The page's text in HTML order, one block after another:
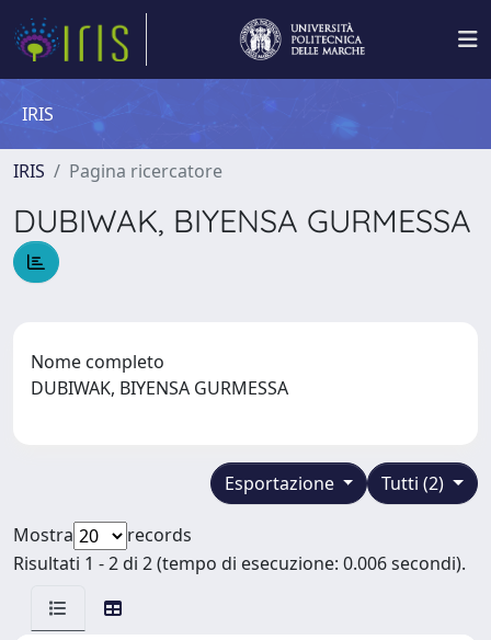
IRIS
IRIS Pagina ricercatore
DUBIWAK, BIYENSA GURMESSA
Nome completo
DUBIWAK, BIYENSA GURMESSA
Tutti (2)
Esportazione
Mostra
records
Risultati 1 - 2 di 2 (tempo di esecuzione: 0.006 secondi).